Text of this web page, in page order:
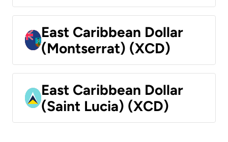
East Caribbean Dollar
(Montserrat) (XCD)
East Caribbean Dollar
(Saint Lucia) (XCD)